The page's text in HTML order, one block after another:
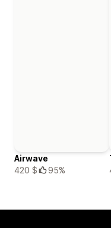
Airwave
420 $
95%